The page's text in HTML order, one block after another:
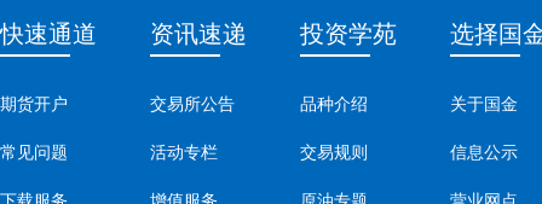
快速通道
期货开户
常见问题
资讯速递
交易所公告
活动专栏
投资学苑
品种介绍
交易规则
选择国
关于国金
信息公示